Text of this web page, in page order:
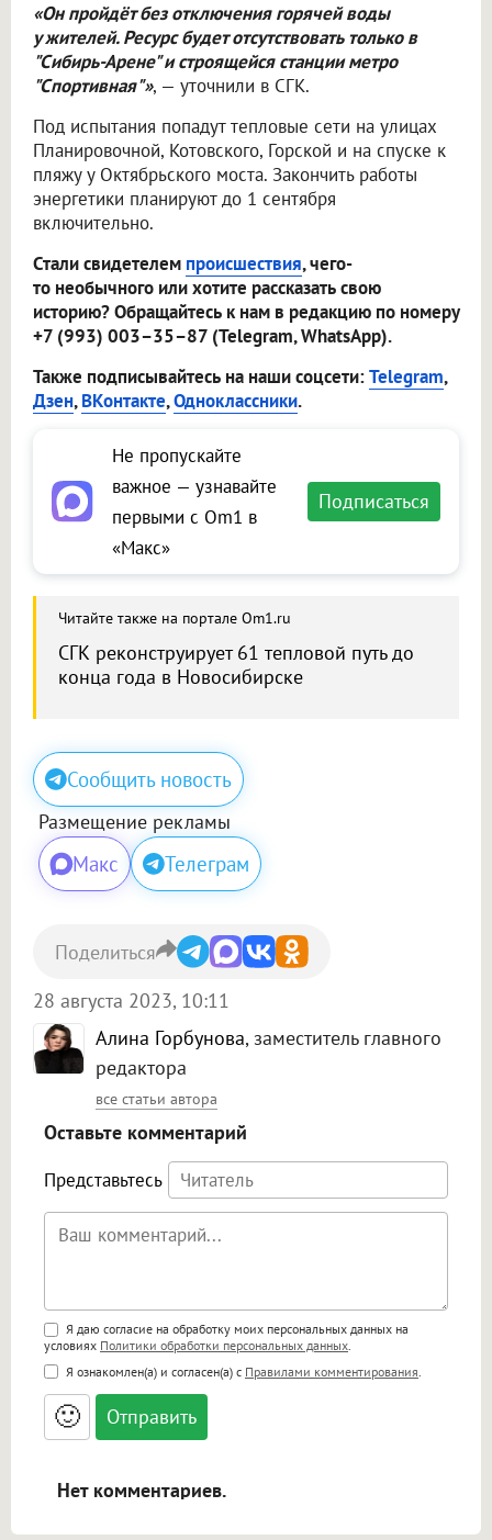
«Он пройдёт без отключения горячей воды
у жителей. Ресурс будет отсутствовать только в
"Сибирь-Арене" и строящейся станции метро
"Спортивная"», — уточнили в СГК.
Под испытания попадут тепловые сети на улицах
Планировочной, Котовского, Горской и на спуске к
пляжу у Октябрьского моста. Закончить работы
энергетики планируют до 1 сентября
включительно.
Стали свидетелем происшествия, чего-
то необычного или хотите рассказать свою
историю? Обращайтесь к нам в редакцию по номеру
+7 (993) 003–35–87 (Telegram, WhatsApp).
Также подписывайтесь на наши соцсети:Telegram,
Дзен,ВКонтакте,Одноклассники.
Не пропускайте
важное — узнавайте
первыми с Om1 в
«Макс»
Подписаться
Читайте также на портале Om1.ru
СГК реконструирует 61 тепловой путь до
конца года в Новосибирске
Сообщить новость
Размещение рекламы
Макс Телеграм
Алина Горбунова, заместитель главного
редактора
все статьи автора
28 августа 2023, 10:11
Поделиться
Оставьте комментарий
Представьтесь
Поддержка HTML
<b>, <strong>, <u>, <i>, <em>, <s>, <big>,
<small>, <sup>, <sub>, <pre>, <ul>, <ol>, <li>,
<blockquote>, <code> экранирует HTML,
адреса URL автоматически становятся
ссылками, и [img]адрес[/img] будет
Я даю согласие на обработку моих персональных данных на
условиях Политики обработки персональных данных
Я ознакомлен(а) и согласен(а) с Правилами комментирования
🙂
Нет комментариев.